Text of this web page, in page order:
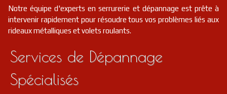
Notre équipe d'experts en serrurerie et dépannage est prête à
intervenir rapidement pour résoudre tous vos problèmes liés aux
rideaux métalliques et volets roulants.
Services de Dépannage
Spécialisés